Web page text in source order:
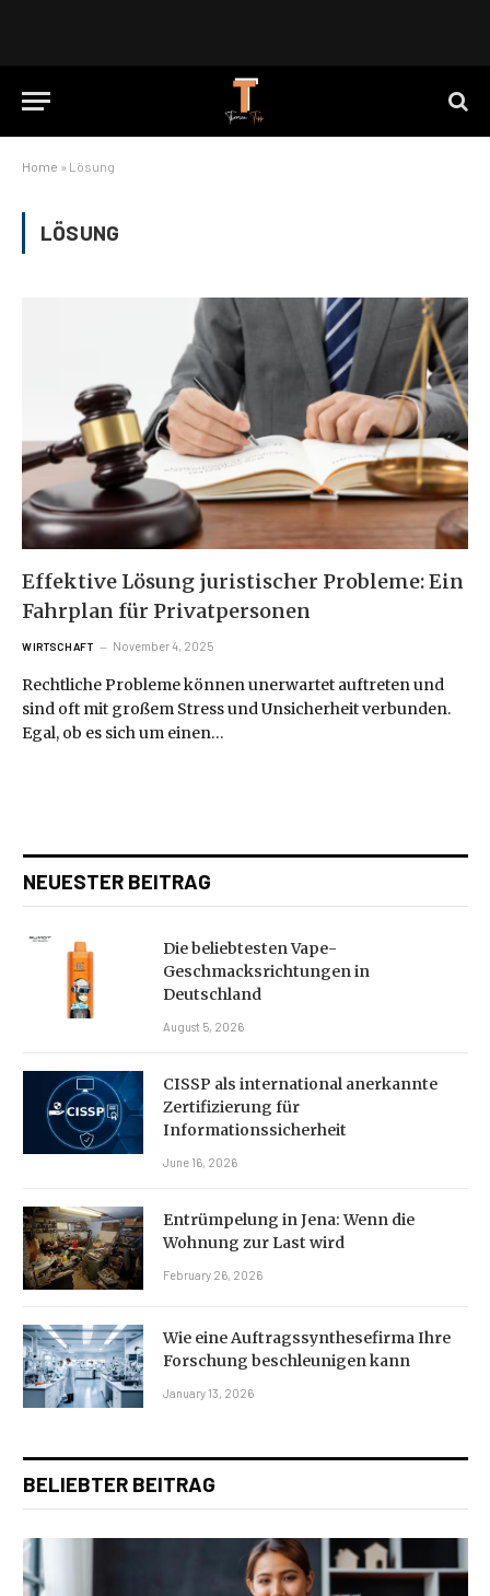
Home » Lösung
LÖSUNG
Effektive Lösung juristischer Probleme: Ein
Fahrplan für Privatpersonen
WIRTSCHAFT November 4, 2025
Rechtliche Probleme können unerwartet auftreten und
sind oft mit großem Stress und Unsicherheit verbunden.
Egal, ob es sich um einen…
NEUESTER BEITRAG
Die beliebtesten Vape-
Geschmacksrichtungen in
Deutschland
August 5, 2026
CISSP als international anerkannte
Zertifizierung für
Informationssicherheit
June 16, 2026
Entrümpelung in Jena: Wenn die
Wohnung zur Last wird
February 26, 2026
Wie eine Auftragssynthesefirma Ihre
Forschung beschleunigen kann
January 13, 2026
BELIEBTER BEITRAG